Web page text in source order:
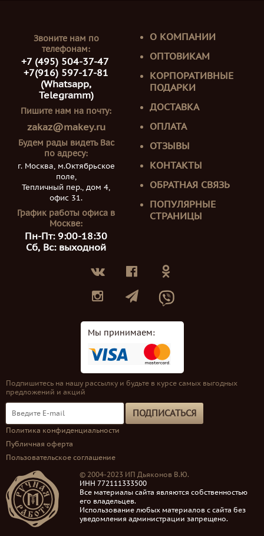
Звоните нам по
телефонам:
+7 (495) 504-37-47
+7(916) 597-17-81
(Whatsapp,
Telegramm)
Пишите нам на почту:
zakaz@makey.ru
Будем рады видеть Вас
по адресу:
г. Москва, м.Октябрьское
поле,
Тепличный пер., дом 4,
офис 31.
График работы офиса в
Москве:
Пн-Пт: 9:00-18:30
Сб, Вс: выходной
О КОМПАНИИ
ОПТОВИКАМ
КОРПОРАТИВНЫЕ
ПОДАРКИ
ДОСТАВКА
ОПЛАТА
ОТЗЫВЫ
КОНТАКТЫ
ОБРАТНАЯ СВЯЗЬ
ПОПУЛЯРНЫЕ
СТРАНИЦЫ
Мы принимаем:
Подпишитесь на нашу рассылку и будьте в курсе самых выгодных
предложений и акций
ПОДПИСАТЬСЯ
Политика конфиденциальности
Публичная оферта
Пользовательское соглашение
© 2004-2023 ИП Дьяконов В.Ю.
ИНН 772111333500
Все материалы сайта являются собственностью
его владельцев.
Использование любых материалов с сайта без
уведомления администрации запрещено.